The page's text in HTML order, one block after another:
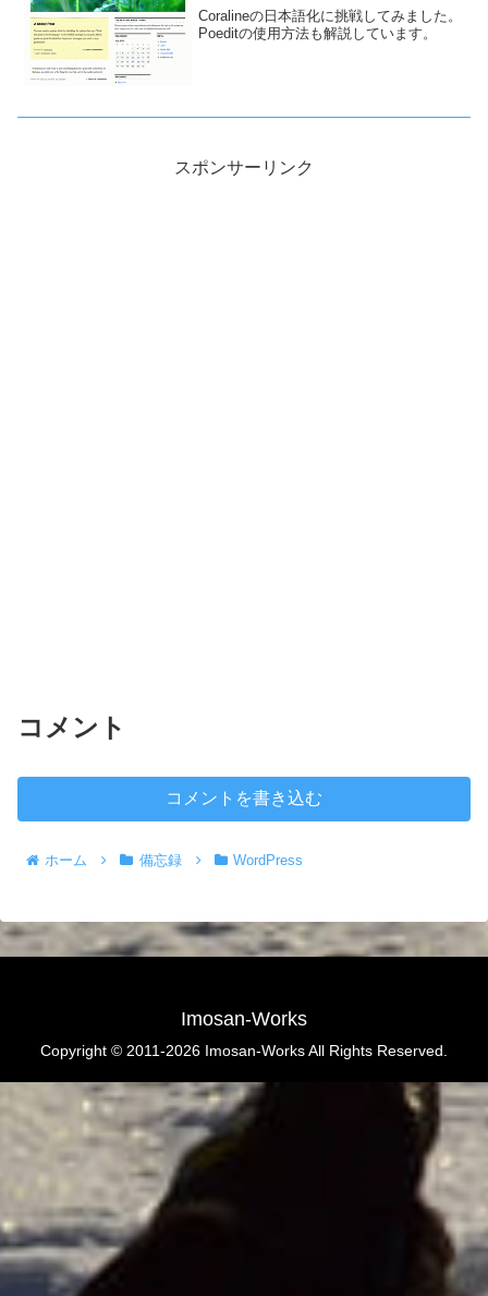
Coralineの日本語化に挑戦してみました。
Poeditの使用方法も解説しています。
スポンサーリンク
コメント
コメントを書き込む
ホーム 備忘録 WordPress
Imosan-Works
Copyright © 2011-2026 Imosan-Works All Rights Reserved.